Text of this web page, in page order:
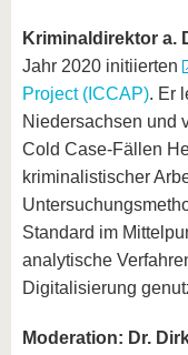
Kriminaldirektor a.
Jahr 2020 initiierten
Project (ICCAP). Er
Niedersachsen und
Cold Case-Fällen
kriminalistischer
Standard im
analytische
Digitalisierung
Moderation: Dr.